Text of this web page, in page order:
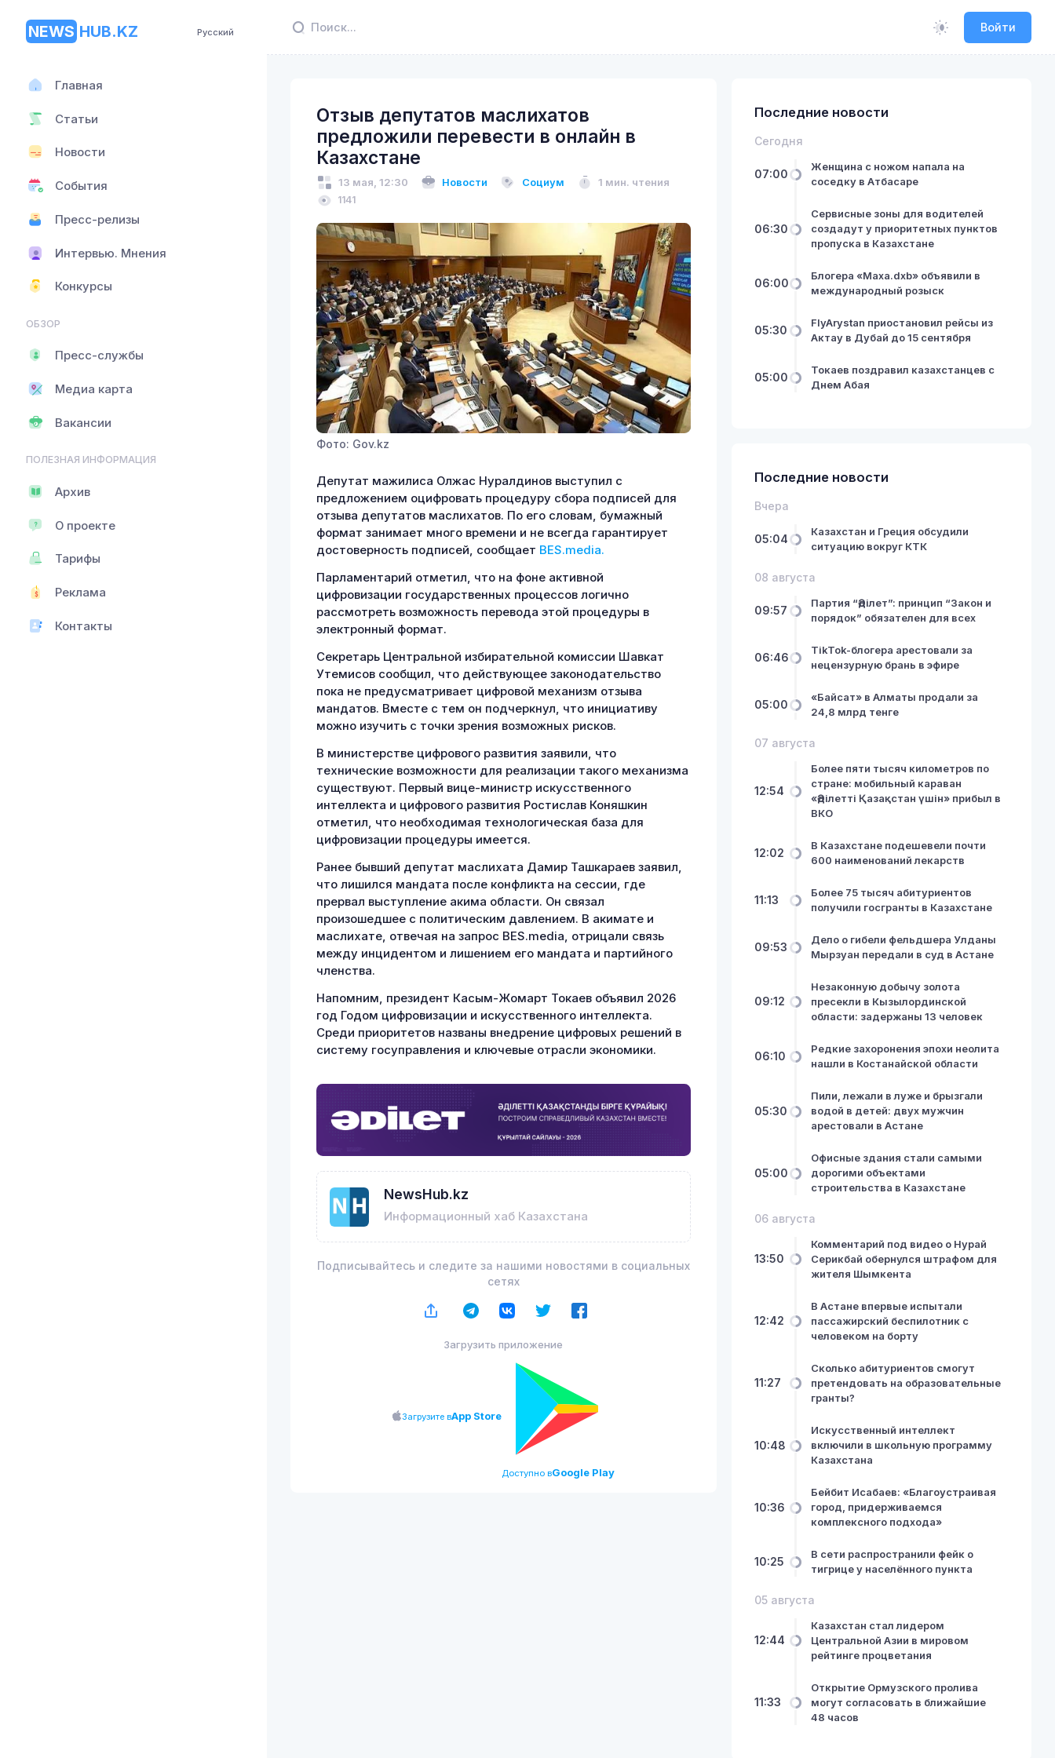
Войти
NEWS HUB.KZ Русский
Главная
Статьи
Новости
События
Пресс-релизы
Интервью. Мнения
Конкурсы
ОБЗОР
Пресс-службы
Медиа карта
Вакансии
ПОЛЕЗНАЯ ИНФОРМАЦИЯ
Архив
О проекте
Тарифы
Реклама
Контакты
Отзыв депутатов маслихатов
предложили перевести в онлайн в
Казахстане
13 мая, 12:30 Новости Социум 1 мин. чтения
1141
Фото: Gov.kz
Депутат мажилиса Олжас Нуралдинов выступил с
предложением оцифровать процедуру сбора подписей для
отзыва депутатов маслихатов. По его словам, бумажный
формат занимает много времени и не всегда гарантирует
достоверность подписей, сообщает BES.media.
Парламентарий отметил, что на фоне активной
цифровизации государственных процессов логично
рассмотреть возможность перевода этой процедуры в
электронный формат.
Секретарь Центральной избирательной комиссии Шавкат
Утемисов сообщил, что действующее законодательство
пока не предусматривает цифровой механизм отзыва
мандатов. Вместе с тем он подчеркнул, что инициативу
можно изучить с точки зрения возможных рисков.
В министерстве цифрового развития заявили, что
технические возможности для реализации такого механизма
существуют. Первый вице-министр искусственного
интеллекта и цифрового развития Ростислав Коняшкин
отметил, что необходимая технологическая база для
цифровизации процедуры имеется.
Ранее бывший депутат маслихата Дамир Ташкараев заявил,
что лишился мандата после конфликта на сессии, где
прервал выступление акима области. Он связал
произошедшее с политическим давлением. В акимате и
маслихате, отвечая на запрос BES.media, отрицали связь
между инцидентом и лишением его мандата и партийного
членства.
Напомним, президент Касым-Жомарт Токаев объявил 2026
год Годом цифровизации и искусственного интеллекта.
Среди приоритетов названы внедрение цифровых решений в
систему госуправления и ключевые отрасли экономики.
NewsHub.kz
Информационный хаб Казахстана
Подписывайтесь и следите за нашими новостями в социальных
сетях
Загрузить приложение
Загрузите вApp Store
Доступно вGoogle Play
Последние новости
Сегодня
07:00
Женщина с ножом напала на
соседку в Атбасаре
06:30
Сервисные зоны для водителей
создадут у приоритетных пунктов
пропуска в Казахстане
06:00
Блогера «Маха.dxb» объявили в
международный розыск
05:30
FlyArystan приостановил рейсы из
Актау в Дубай до 15 сентября
05:00
Токаев поздравил казахстанцев с
Днем Абая
Последние новости
Вчера
05:04
Казахстан и Греция обсудили
ситуацию вокруг КТК
08 августа
09:57
Партия “Әділет”: принцип “Закон и
порядок” обязателен для всех
06:46
TikTok-блогера арестовали за
нецензурную брань в эфире
05:00
«Байсат» в Алматы продали за
24,8 млрд тенге
07 августа
12:54
Более пяти тысяч километров по
стране: мобильный караван
«Әділетті Қазақстан үшін» прибыл в
ВКО
12:02
В Казахстане подешевели почти
600 наименований лекарств
11:13
Более 75 тысяч абитуриентов
получили госгранты в Казахстане
09:53
Дело о гибели фельдшера Улданы
Мырзуан передали в суд в Астане
09:12
Незаконную добычу золота
пресекли в Кызылординской
области: задержаны 13 человек
06:10
Редкие захоронения эпохи неолита
нашли в Костанайской области
05:30
Пили, лежали в луже и брызгали
водой в детей: двух мужчин
арестовали в Астане
05:00
Офисные здания стали самыми
дорогими объектами
строительства в Казахстане
06 августа
13:50
Комментарий под видео о Нурай
Серикбай обернулся штрафом для
жителя Шымкента
12:42
В Астане впервые испытали
пассажирский беспилотник с
человеком на борту
11:27
Сколько абитуриентов смогут
претендовать на образовательные
гранты?
10:48
Искусственный интеллект
включили в школьную программу
Казахстана
10:36
Бейбит Исабаев: «Благоустраивая
город, придерживаемся
комплексного подхода»
10:25
В сети распространили фейк о
тигрице у населённого пункта
05 августа
12:44
Казахстан стал лидером
Центральной Азии в мировом
рейтинге процветания
11:33
Открытие Ормузского пролива
могут согласовать в ближайшие
48 часов